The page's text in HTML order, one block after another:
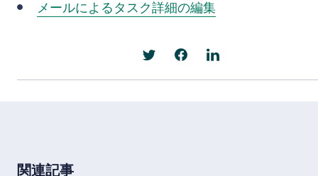
メールによるタスク詳細の編集
関連記事